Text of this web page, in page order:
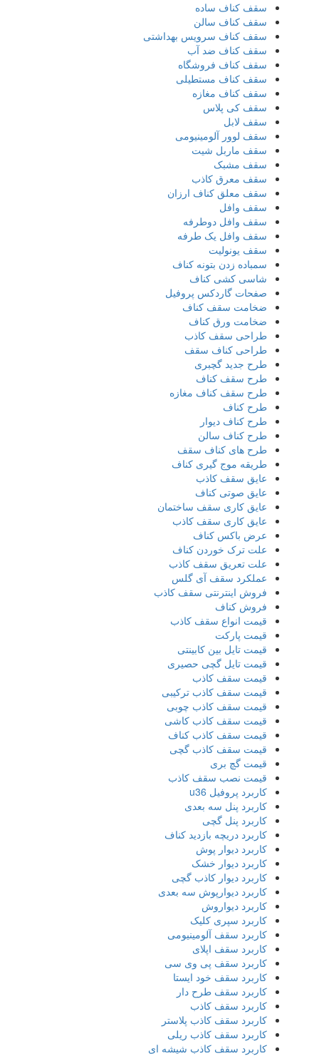
سقف کناف ساده
سقف کناف سالن
سقف کناف سرویس بهداشتی
سقف کناف ضد آب
سقف کناف فروشگاه
سقف کناف مستطیلی
سقف کناف مغازه
سقف کی پلاس
سقف لابل
سقف لوور آلومینیومی
سقف ماربل شیت
سقف مشبک
سقف معرق کاذب
سقف معلق کناف ارزان
سقف وافل
سقف وافل دوطرفه
سقف وافل یک طرفه
سقف یونولیت
سمباده زدن بتونه کناف
شاسی کشی کناف
صفحات گاردکس پروفیل
ضخامت سقف کناف
ضخامت ورق کناف
طراحی سقف کاذب
طراحی کناف سقف
طرح جدید گچبری
طرح سقف کناف
طرح سقف کناف مغازه
طرح کناف
طرح کناف دیوار
طرح کناف سالن
طرح های کناف سقف
طریقه موج گیری کناف
عایق سقف کاذب
عایق صوتی کناف
عایق کاری سقف ساختمان
عایق کاری سقف کاذب
عرض باکس کناف
علت ترک خوردن کناف
علت تعریق سقف کاذب
عملکرد سقف آی گلس
فروش اینترنتی سقف کاذب
فروش کناف
قیمت انواع سقف کاذب
قیمت پارکت
قیمت تایل بین کابینتی
قیمت تایل گچی حصیری
قیمت سقف کاذب
قیمت سقف کاذب ترکیبی
قیمت سقف کاذب چوبی
قیمت سقف کاذب کاشی
قیمت سقف کاذب کناف
قیمت سقف کاذب گچی
قیمت گچ بری
قیمت نصب سقف کاذب
کاربرد پروفیل u36
کاربرد پنل سه بعدی
کاربرد پنل گچی
کاربرد دریچه بازدید کناف
کاربرد دیوار پوش
کاربرد دیوار خشک
کاربرد دیوار کاذب گچی
کاربرد دیوارپوش سه بعدی
کاربرد دیواروش
کاربرد سپری کلیک
کاربرد سقف آلومینیومی
کاربرد سقف اپلای
کاربرد سقف پی وی سی
کاربرد سقف خود ایستا
کاربرد سقف طرح دار
کاربرد سقف کاذب
کاربرد سقف کاذب پلاستر
کاربرد سقف کاذب ریلی
کاربرد سقف کاذب شیشه ای